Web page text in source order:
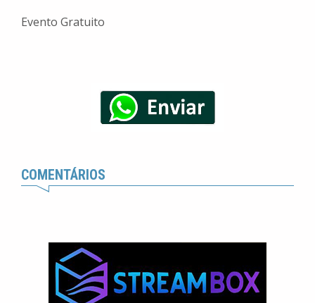
Evento Gratuito
COMENTÁRIOS